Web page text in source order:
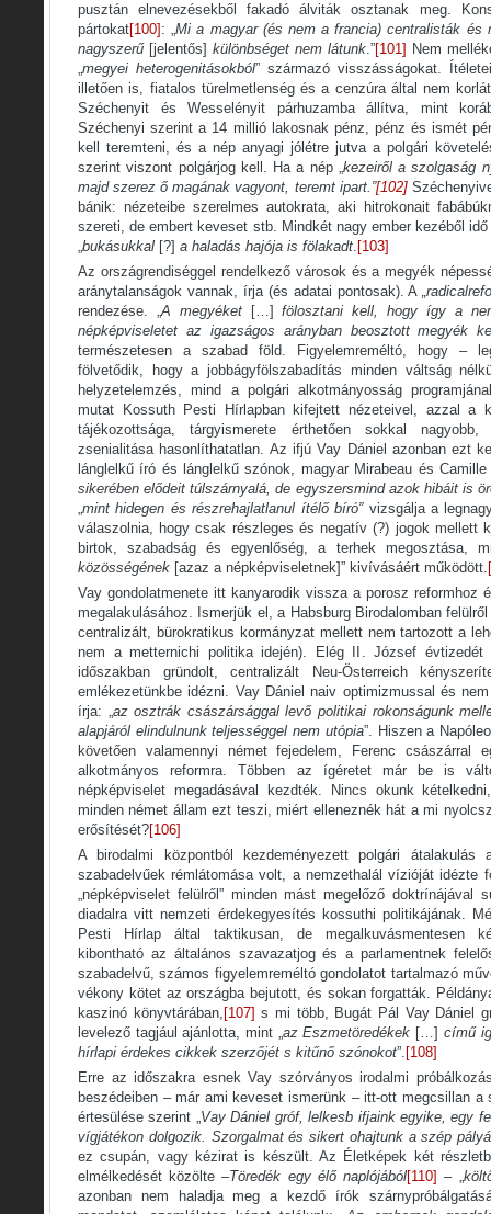
pusztán elnevezésekből fakadó álviták osztanak meg.
pártokat[100] : „Mi a magyar (és nem a francia) centralisták és
nagyszerű[jelentős] különbséget nem látunk.”[101] Nem
„megyei heterogenitásokból” származó visszásságokat.
illetően is, fiatalos türelmetlenség és a cenzúra által nem
Széchenyit és Wesselényit párhuzamba állítva, mint
Széchenyi szerint a 14 millió lakosnak pénz, pénz és ismét
kell teremteni, és a nép anyagi jólétre jutva a polgári
szerint viszont polgárjog kell. Ha a nép „kezeiről a szolgaság
majd szerez ő magának vagyont, teremt ipart.”[102]
bánik: nézeteibe szerelmes autokrata, aki hitrokonait
szereti, de embert keveset stb. Mindkét nagy ember kezéből
„bukásukkal [?] a haladás hajója is fölakadt. [103]
Az országrendiséggel rendelkező városok és a megyék
aránytalanságok vannak, írja (és adatai pontosak). A
rendezése. „A megyéket […] fölosztani kell, hogy így a
népképviseletet az igazságos arányban beosztott megyék
természetesen a szabad föld. Figyelemreméltó, hogy –
fölvetődik, hogy a jobbágyfölszabadítás minden váltság
helyzetelemzés, mind a polgári alkotmányosság
mutat Kossuth Pesti Hírlapban kifejtett nézeteivel, azzal a
tájékozottsága, tárgyismerete érthetően sokkal
zsenialitása hasonlíthatatlan. Az ifjú Vay Dániel azonban ezt
lánglelkű író és lánglelkű szónok, magyar Mirabeau és
sikerében elődeit túlszárnyalá, de egyszersmind azok hibáit is
„mint hidegen és részrehajlatlanul ítélő bíró”vizsgálja a
válaszolnia, hogy csak részleges és negatív (?) jogok mellett
birtok, szabadság és egyenlőség, a terhek megosztása,
közösségének [azaz a népképviseletnek]” kivívásáért működött.
Vay gondolatmenete itt kanyarodik vissza a porosz reformhoz
megalakulásához. Ismerjük el, a Habsburg Birodalomban
centralizált, bürokratikus kormányzat mellett nem tartozott a
nem a metternichi politika idején). Elég II. József évtizedét
időszakban gründolt, centralizált Neu-Österreich
emlékezetünkbe idézni. Vay Dániel naiv optimizmussal és
írja: „az osztrák császársággal levő politikai rokonságunk
alapjáról elindulnunk teljességgel nem utópia”. Hiszen a
követően valamennyi német fejedelem, Ferenc császárral
alkotmányos reformra. Többen az ígéretet már be is
népképviselet megadásával kezdték. Nincs okunk
minden német állam ezt teszi, miért elleneznék hát a mi
erősítését?[106]
A birodalmi központból kezdeményezett polgári átalakulás
szabadelvűek rémlátomása volt, a nemzethalál vízióját idézte
„népképviselet felülről” minden mást megelőző doktrínájával
diadalra vitt nemzeti érdekegyesítés kossuthi politikájának.
Pesti Hírlap által taktikusan, de megalkuvásmentesen
kibontható az általános szavazatjog és a parlamentnek
szabadelvű, számos figyelemreméltó gondolatot tartalmazó
vékony kötet az országba bejutott, és sokan forgatták.
kaszinó könyvtárában, [107] s mi több, Bugát Pál Vay Dániel
levelező tagjául ajánlotta, mint „az Eszmetöredékek […] című
hírlapi érdekes cikkek szerzőjét s kitűnő szónokot”. [108]
Erre az időszakra esnek Vay szórványos irodalmi
beszédeiben – már ami keveset ismerünk – itt-ott megcsillan a
értesülése szerint „Vay Dániel gróf, lelkesb ifjaink egyike, egy
vígjátékon dolgozik. Szorgalmat és sikert ohajtunk a szép
ez csupán, vagy kézirat is készült. Az Életképek két
elmélkedését közölte –Töredék egy élő naplójából[110] – „
azonban nem haladja meg a kezdő írók